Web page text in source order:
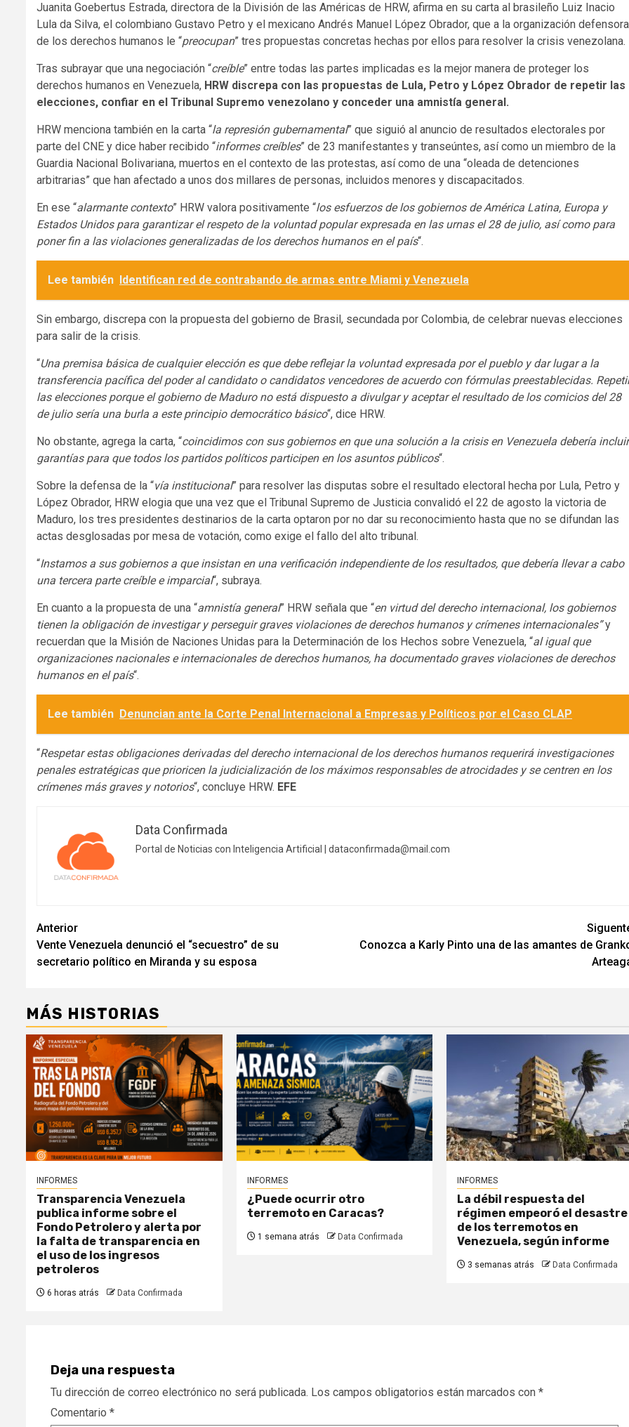
Juanita Goebertus Estrada, directora de la División de las Américas de HRW, afirma en su carta al brasileño Luiz Inacio
Lula da Silva, el colombiano Gustavo Petro y el mexicano Andrés Manuel López Obrador, que a la organización defensora
de los derechos humanos le “preocupan” tres propuestas concretas hechas por ellos para resolver la crisis venezolana.
Tras subrayar que una negociación “creíble” entre todas las partes implicadas es la mejor manera de proteger los
derechos humanos en Venezuela, HRW discrepa con las propuestas de Lula, Petro y López Obrador de repetir las
elecciones, confiar en el Tribunal Supremo venezolano y conceder una amnistía general.
HRW menciona también en la carta “la represión gubernamental” que siguió al anuncio de resultados electorales por
parte del CNE y dice haber recibido “informes creíbles” de 23 manifestantes y transeúntes, así como un miembro de la
Guardia Nacional Bolivariana, muertos en el contexto de las protestas, así como de una “oleada de detenciones
arbitrarias” que han afectado a unos dos millares de personas, incluidos menores y discapacitados.
En ese “alarmante contexto” HRW valora positivamente “los esfuerzos de los gobiernos de América Latina, Europa y
Estados Unidos para garantizar el respeto de la voluntad popular expresada en las urnas el 28 de julio, así como para
poner fin a las violaciones generalizadas de los derechos humanos en el país“.
Lee también Identifican red de contrabando de armas entre Miami y Venezuela
Sin embargo, discrepa con la propuesta del gobierno de Brasil, secundada por Colombia, de celebrar nuevas elecciones
para salir de la crisis.
“Una premisa básica de cualquier elección es que debe reflejar la voluntad expresada por el pueblo y dar lugar a la
transferencia pacífica del poder al candidato o candidatos vencedores de acuerdo con fórmulas preestablecidas.
las elecciones porque el gobierno de Maduro no está dispuesto a divulgar y aceptar el resultado de los comicios del 28
de julio sería una burla a este principio democrático básico“, dice HRW.
No obstante, agrega la carta, “coincidimos con sus gobiernos en que una solución a la crisis en Venezuela debería incluir
garantías para que todos los partidos políticos participen en los asuntos públicos“.
Sobre la defensa de la “vía institucional” para resolver las disputas sobre el resultado electoral hecha por Lula, Petro y
López Obrador, HRW elogia que una vez que el Tribunal Supremo de Justicia convalidó el 22 de agosto la victoria de
Maduro, los tres presidentes destinarios de la carta optaron por no dar su reconocimiento hasta que no se difundan las
actas desglosadas por mesa de votación, como exige el fallo del alto tribunal.
“Instamos a sus gobiernos a que insistan en una verificación independiente de los resultados, que debería llevar a cabo
una tercera parte creíble e imparcial“, subraya.
En cuanto a la propuesta de una “amnistía general” HRW señala que “en virtud del derecho internacional, los gobiernos
tienen la obligación de investigar y perseguir graves violaciones de derechos humanos y crímenes internacionales”y
recuerdan que la Misión de Naciones Unidas para la Determinación de los Hechos sobre Venezuela, “al igual que
organizaciones nacionales e internacionales de derechos humanos, ha documentado graves violaciones de derechos
humanos en el país“.
Lee también Denuncian ante la Corte Penal Internacional a Empresas y Políticos por el Caso CLAP
“Respetar estas obligaciones derivadas del derecho internacional de los derechos humanos requerirá investigaciones
penales estratégicas que prioricen la judicialización de los máximos responsables de atrocidades y se centren en los
crímenes más graves y notorios“, concluye HRW. EFE
Data Confirmada
Portal de Noticias con Inteligencia Artificial | dataconfirmada@mail.com
Navegación
de
Anterior
Vente Venezuela denunció el “secuestro” de su
secretario político en Miranda y su esposa
Conozca a Karly Pinto una de las amantes de
MÁS HISTORIAS
INFORMES
Transparencia Venezuela
publica informe sobre el
Fondo Petrolero y alerta por
la falta de transparencia en
el uso de los ingresos
petroleros
6 horas atrás Data Confirmada
INFORMES
¿Puede ocurrir otro
terremoto en Caracas?
1 semana atrás Data Confirmada
INFORMES
La débil respuesta del
régimen empeoró el desastre
de los terremotos en
Venezuela, según informe
3 semanas atrás Data Confirmada
Deja una respuesta
Tu dirección de correo electrónico no será publicada. Los campos obligatorios están marcados con *
Comentario *